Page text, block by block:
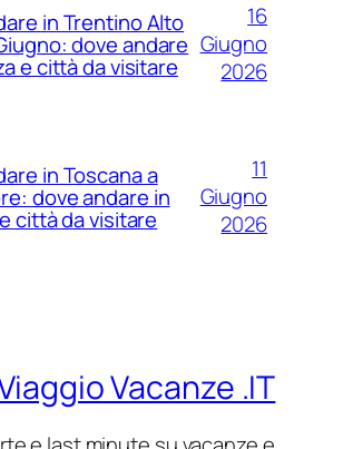
in Trentino Alto
dove andare
e città da visitare
16
Giugno
2026
in Toscana a
dove andare in
città da visitare
11
Giugno
2026
Vacanze .IT